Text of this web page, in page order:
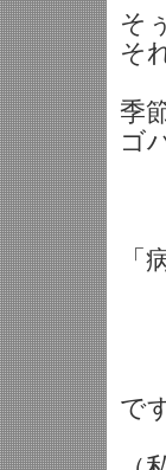
そ
そ
季
ゴ
「
で